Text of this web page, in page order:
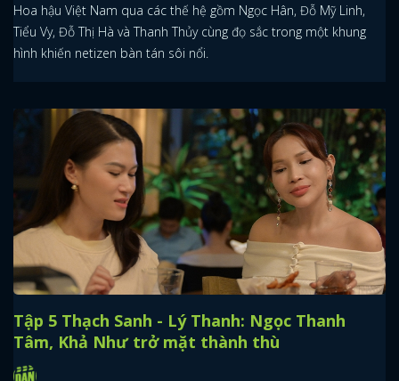
Hoa hậu Việt Nam qua các thế hệ gồm Ngọc Hân, Đỗ Mỹ Linh,
Tiểu Vy, Đỗ Thị Hà và Thanh Thủy cùng đọ sắc trong một khung
hình khiến netizen bàn tán sôi nổi.
Tập 5 Thạch Sanh - Lý Thanh: Ngọc Thanh
Tâm, Khả Như trở mặt thành thù